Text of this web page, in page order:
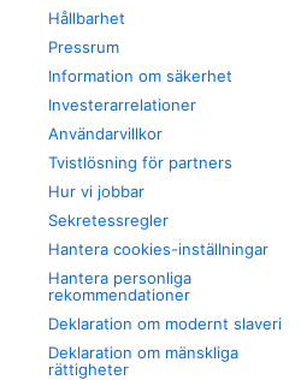
Hållbarhet
Pressrum
Information om säkerhet
Investerarrelationer
Användarvillkor
Tvistlösning för partners
Hur vi jobbar
Sekretessregler
Hantera cookies-inställningar
Hantera personliga
rekommendationer
Deklaration om modernt slaveri
Deklaration om mänskliga
rättigheter